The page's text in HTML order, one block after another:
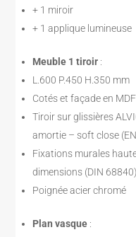
+ 1 miroir
+ 1 applique lumineuse
Meuble 1 tiroir :
L.600 P.450 H.350 mm
Cotés et façade en
Tiroir sur glissières
amortie – soft close
Fixations murales
dimensions (DIN 68840)
Poignée acier chromé
Plan vasque :